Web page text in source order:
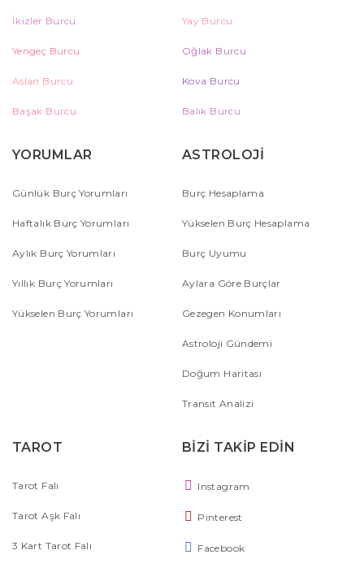
İkizler Burcu Yay Burcu
Yengeç Burcu Oğlak Burcu
Aslan Burcu Kova Burcu
Başak Burcu Balık Burcu
YORUMLAR
Günlük Burç Yorumları
Haftalık Burç Yorumları
Aylık Burç Yorumları
Yıllık Burç Yorumları
Yükselen Burç Yorumları
ASTROLOJİ
Burç Hesaplama
Yükselen Burç Hesaplama
Burç Uyumu
Aylara Göre Burçlar
Gezegen Konumları
Astroloji Gündemi
Doğum Haritası
Transit Analizi
TAROT
Tarot Falı
Tarot Aşk Falı
3 Kart Tarot Falı
BİZİ TAKİP EDİN
Instagram
Pinterest
Facebook